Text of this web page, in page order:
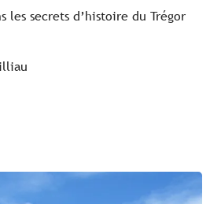
les secrets d’histoire du Trégor